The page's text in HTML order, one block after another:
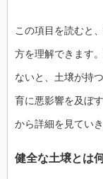
この項目を読むと
方を理解できます
ないと、土壌が持
育に悪影響を及ぼ
から詳細を見ていき
健全な土壌とは